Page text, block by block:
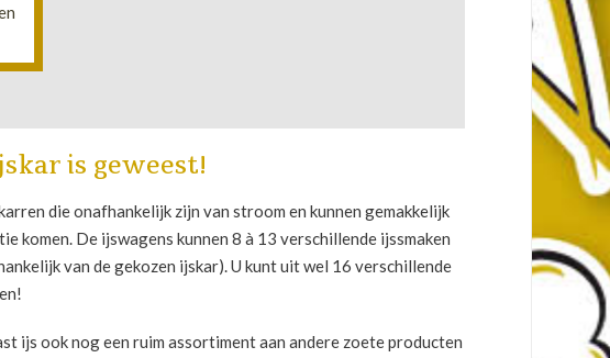
is geweest!
die onafhankelijk zijn van stroom en kunnen gemakkelijk
komen. De ijswagens kunnen 8 à 13 verschillende ijssmaken
van de gekozen ijskar). U kunt uit wel 16 verschillende
ijs ook nog een ruim assortiment aan andere zoete producten